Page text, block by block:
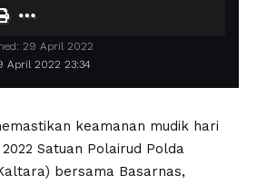
April 2022 23:34
29 April 2022
keamanan mudik hari
Satuan Polairud Polda
bersama Basarnas,